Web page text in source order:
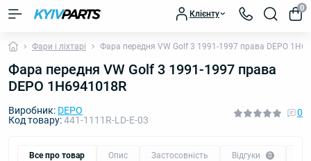
Клієнту
0
Фари і ліхтарі Фара передня VW Golf 3 1991-1997 права DEPO
Фара передня VW Golf 3 1991-1997 права
DEPO 1H6941018R
Виробник: DEPO
Код товару:441-1111R-LD-E-03
0
Все про товар Опис Застосовність Відгуки 0